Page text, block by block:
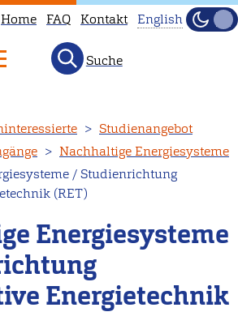
Home FAQ Kontakt
not
available
in
Head
to
English
English
Hell
Suche
Studienangebot
Nachhaltige Energiesysteme
/ Studienrichtung
(RET)
Energiesysteme
Energietechnik